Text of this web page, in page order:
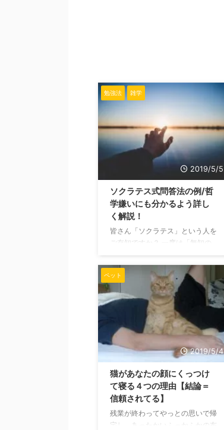
勉強法 雑学
2019/5/5
ソクラテス式問答法の例/哲
学嫌いにも分かるよう詳し
く解説！
皆さん「ソクラテス」という人を
ご存知ですか？ 一度は「無知の
あるかと思いますが、その生みの
親ですね。 そんなソクラテスが
していた知恵の探求の方式がソク
ラテス式問答法と呼ばれるもので
す。 この方法は一度教えられて
もなかなかとっつきにくいかもし
れません。 今回は問答の狙いと
実際もちいるときに参考してもら
いたい例をご紹介しましょう。
ソクラテス式問答法とは何か 結
論から言うと、議論ではなく対話
によって相手に無知の知を悟らせ
るといったものです。 もっと簡
単に言うと、相手が正しいと思っ
ペット
2019/5/4
猫があなたの顔にくっつけ
て寝る４つの理由【結論＝
信頼されてる】
残業が終わってやっとの思いで帰
宅し、あったかいふっかふかの布